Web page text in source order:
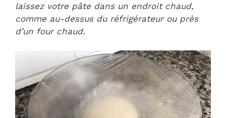
laissez votre pâte dans un endroit chaud,
comme au-dessus du réfrigérateur ou près
d’un four chaud.